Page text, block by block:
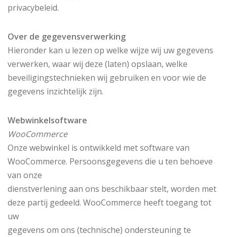
privacybeleid.
Over de gegevensverwerking
Hieronder kan u lezen op welke wijze wij uw gegevens
verwerken, waar wij deze (laten) opslaan, welke
beveiligingstechnieken wij gebruiken en voor wie de
gegevens inzichtelijk zijn.
Webwinkelsoftware
WooCommerce
Onze webwinkel is ontwikkeld met software van
WooCommerce. Persoonsgegevens die u ten behoeve
van onze
dienstverlening aan ons beschikbaar stelt, worden met
deze partij gedeeld. WooCommerce heeft toegang tot
uw
gegevens om ons (technische) ondersteuning te